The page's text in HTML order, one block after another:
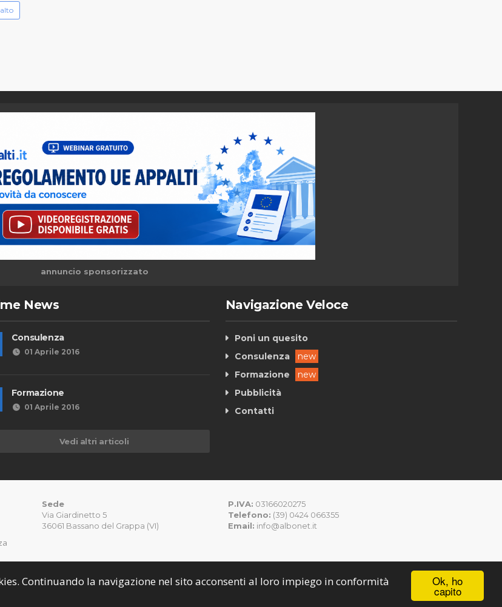
Ok, ho
capito
Continuando la navigazione nel sito acconsenti al loro impiego in conformità
annuncio sponsorizzato
News
Consulenza
01 Aprile 2016
Formazione
01 Aprile 2016
Vedi altri articoli
Navigazione Veloce
Poni un quesito
Consulenza
new
Formazione
new
Pubblicità
Contatti
Sede
Via Giardinetto 5
36061 Bassano del Grappa (VI)
P.IVA: 03166020275
Telefono: (39) 0424 066355
Email: info@albonet.it